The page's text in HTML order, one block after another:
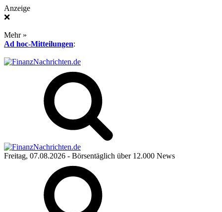
Anzeige
❌
Mehr »
Ad hoc-Mitteilungen:
Freitag, 07.08.2026 - Börsentäglich über 12.000 News